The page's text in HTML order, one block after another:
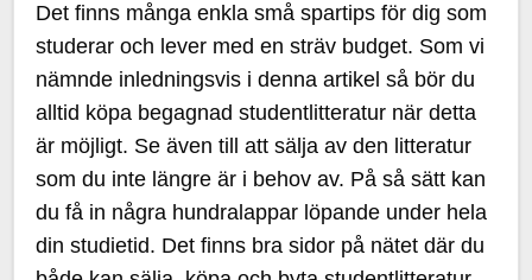
Det finns många enkla små spartips för dig som
studerar och lever med en sträv budget. Som vi
nämnde inledningsvis i denna artikel så bör du
alltid köpa begagnad studentlitteratur när detta
är möjligt. Se även till att sälja av den litteratur
som du inte längre är i behov av. På så sätt kan
du få in några hundralappar löpande under hela
din studietid. Det finns bra sidor på nätet där du